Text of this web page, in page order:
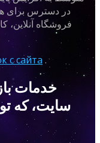
فروشگاه
с сайта .